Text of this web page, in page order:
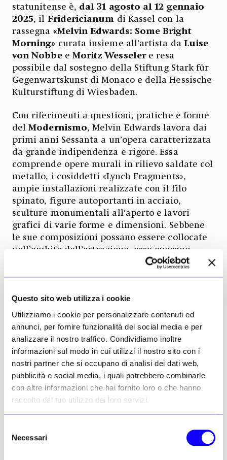
Questo sito web utilizza i cookie
Utilizziamo i cookie per personalizzare contenuti ed
annunci, per fornire funzionalità dei social media e per
analizzare il nostro traffico. Condividiamo inoltre
informazioni sul modo in cui utilizzi il nostro sito con i
nostri partner che si occupano di analisi dei dati web,
pubblicità e social media, i quali potrebbero combinarle
con altre informazioni che hai fornito loro o che hanno
raccolto dal tuo utilizzo dei loro servizi.
delNecessari
statunitense è, dal 31 agosto al 12 gennaio
2025, il Fridericianum di Kassel con la
rassegna «Melvin Edwards: Some Bright
Morning» curata insieme all’artista da Luise
von Nobbee Moritz Wesseler e resa
possibile dal sostegno della Stiftung Stark für
Gegenwartskunst di Monaco e della Hessische
Kulturstiftung di Wiesbaden.
Con riferimenti a questioni, pratiche e forme
delModernismo, Melvin Edwards lavora dai
primi anni Sessanta a un’opera caratterizzata
da grande indipendenza e rigore. Essa
comprende opere murali in rilievo saldate col
metallo, i cosiddetti «Lynch Fragments»,
ampie installazioni realizzate con il filo
spinato, figure autoportanti in acciaio,
sculture monumentali all’aperto e lavori
grafici di varie forme e dimensioni. Sebbene
le sue composizioni possano essere collocate
nell’ambito dell’astrazione, esse evocano
pensieri, sentimenti e immagini direttamente
civili degli anni Cinquanta e Sessanta e
terreno di lotta per l’abolizione della
segregazione razziale.
I lavori di Edwards possono dunque essere
letti come
espressione di una
consapevolezza socio-politica e culturale
e di una protesta contro l’oppressione e la
violenza che ancora oggi, nell’America
spiccano la Kunsthalle di Berna e il Palais de